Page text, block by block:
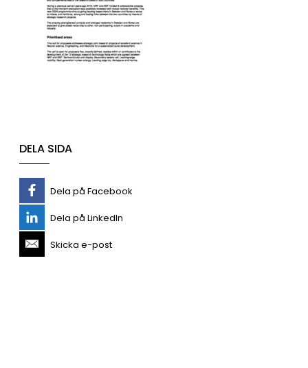
DELA SIDA
Dela på Facebook
Dela på LinkedIn
Skicka e-post